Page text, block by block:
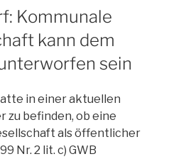
Kommunale
kann dem
sein
in einer aktuellen
zu befinden, ob eine
als öffentlicher
Nr. 2 lit. c) GWB